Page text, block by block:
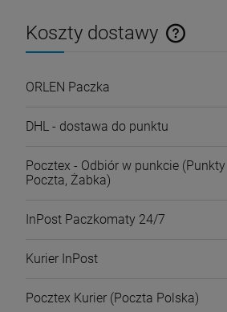
Koszty dostawy
Cena nie zawiera ewentualnych kosztów
ORLEN Paczka
DHL - dostawa do punktu
Pocztex - Odbiór w punkcie (Punkty
Poczta, Żabka)
InPost Paczkomaty 24/7
Kurier InPost
Pocztex Kurier (Poczta Polska)